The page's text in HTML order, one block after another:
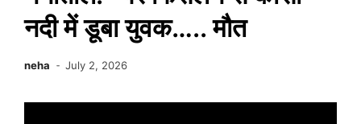
नदी में डूबा युवक….. मौत
neha July 2, 2026